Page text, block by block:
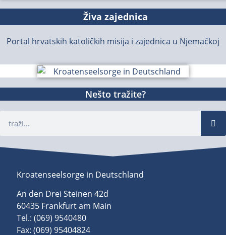
Živa zajednica
Portal hrvatskih katoličkih misija i zajednica u Njemačkoj
Nešto tražite?
Kroatenseelsorge in Deutschland
An den Drei Steinen 42d
60435 Frankfurt am Main
Tel.: (069) 9540480
Fax: (069) 95404824